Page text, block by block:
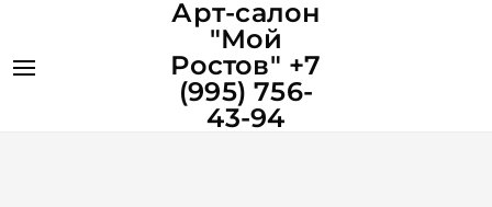
Арт-салон
"Мой
Ростов" +7
(995) 756-
43-94